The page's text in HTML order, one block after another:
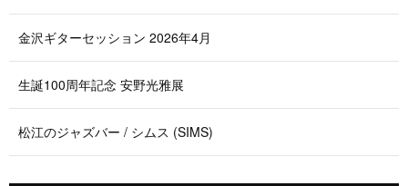
金沢ギターセッション 2026年4月
生誕100周年記念 安野光雅展
松江のジャズバー / シムス (SIMS)